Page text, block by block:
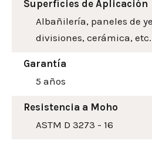
Superfícies de Aplicación
Albañilería, paneles de
divisiones, cerámica, etc.
Garantía
5 años
Resistencia a Moho
ASTM D 3273 - 16